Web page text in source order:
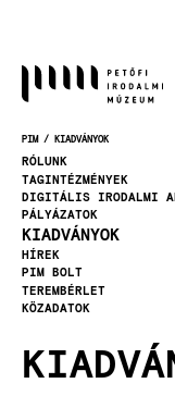
MORZSA
PIM KIADVÁNYOK
RÓLUNK
TAGINTÉZMÉNYEK
DIGITÁLIS IRODALMI
PÁLYÁZATOK
KIADVÁNYOK
HÍREK
PIM BOLT
TEREMBÉRLET
KÖZADATOK